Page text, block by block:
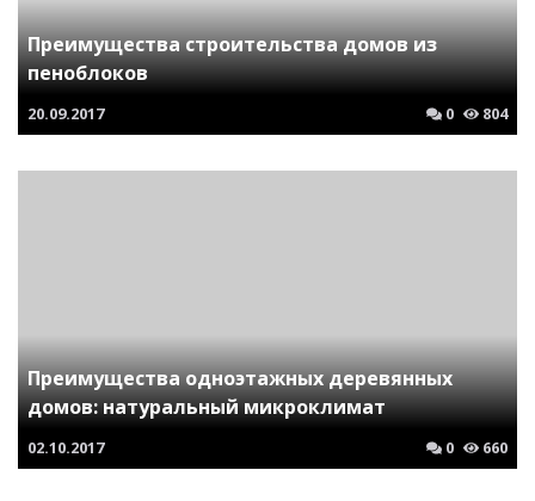
Преимущества строительства домов из
пеноблоков
20.09.2017 0 804
Преимущества одноэтажных деревянных
домов: натуральный микроклимат
02.10.2017 0 660